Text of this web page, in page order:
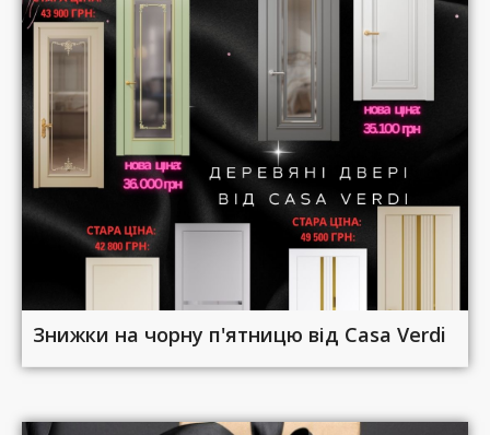
Знижки на чорну п'ятницю від Casa Verdi